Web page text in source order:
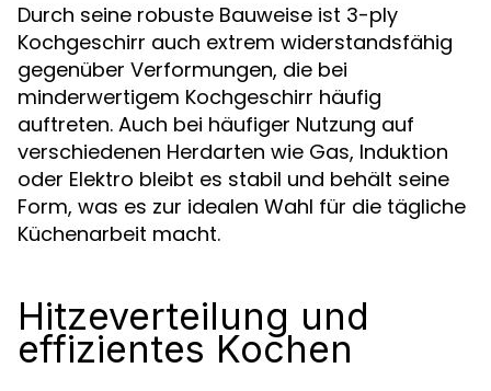
Durch seine robuste Bauweise ist 3-ply
Kochgeschirr auch extrem widerstandsfähig
gegenüber Verformungen, die bei
minderwertigem Kochgeschirr häufig
auftreten. Auch bei häufiger Nutzung auf
verschiedenen Herdarten wie Gas, Induktion
oder Elektro bleibt es stabil und behält seine
Form, was es zur idealen Wahl für die tägliche
Küchenarbeit macht.
Hitzeverteilung und
effizientes Kochen